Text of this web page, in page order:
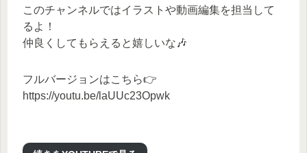
このチャンネルではイラストや動画編集を担当して
るよ！
仲良くしてもらえると嬉しいな🎶
フルバージョンはこちら👉
https://youtu.be/laUUc23Opwk
ラジ”】配信